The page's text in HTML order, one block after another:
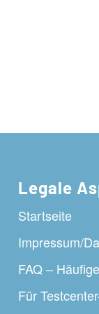
Legale
Startseite
Impressum/
FAQ –
Für